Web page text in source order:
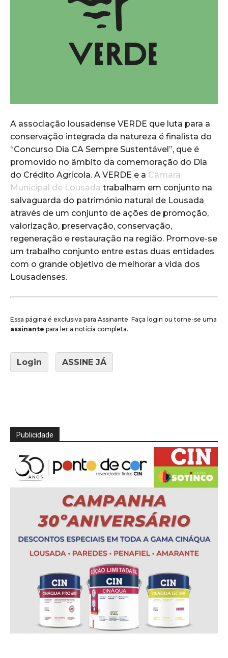
A associação lousadense VERDE que luta para a
conservação integrada da natureza é finalista do
“Concurso Dia CA Sempre Sustentável”, que é
promovido no âmbito da comemoração do Dia
do Crédito Agrícola. A VERDE e a Câmara
Municipal de Lousada trabalham em conjunto na
salvaguarda do património natural de Lousada
através de um conjunto de ações de promoção,
valorização, preservação, conservação,
regeneração e restauração na região. Promove-se
um trabalho conjunto entre estas duas entidades
com o grande objetivo de melhorar a vida dos
Lousadenses.
Essa página é exclusiva para Assinante. Faça login ou torne-se uma
assinante para ler a notícia completa.
Login ASSINE JÁ
Publicidade